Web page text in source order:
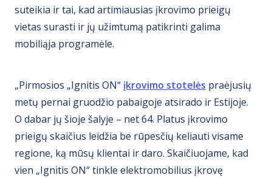
suteikia ir tai, kad artimiausias įkrovimo prieigų
vietas surasti ir jų užimtumą patikrinti galima
mobiliąja programėle.
„Pirmosios „Ignitis ON“ įkrovimo stotelės praėjusių
metų pernai gruodžio pabaigoje atsirado ir Estijoje.
O dabar jų šioje šalyje – net 64. Platus įkrovimo
prieigų skaičius leidžia be rūpesčių keliauti visame
regione, ką mūsų klientai ir daro. Skaičiuojame, kad
vien „Ignitis ON“ tinkle elektromobilius įkrovę